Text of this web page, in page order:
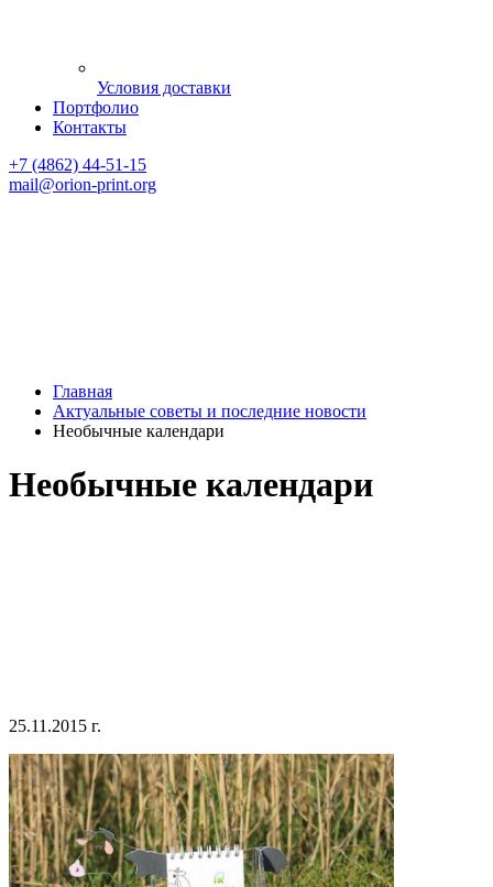
Условия доставки
Портфолио
Контакты
+7 (4862) 44-51-15
mail@orion-print.org
Главная
Актуальные советы и последние новости
Необычные календари
Необычные календари
25.11.2015 г.